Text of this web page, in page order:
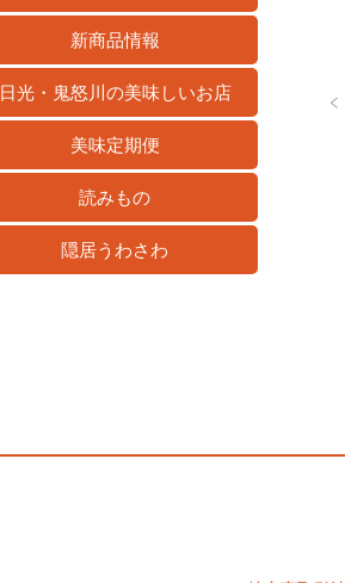
新商品情報
日光・鬼怒川の美味しいお店
美味定期便
読みもの
隠居うわさわ